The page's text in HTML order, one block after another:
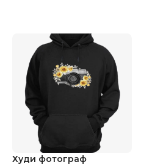
Худи фотограф